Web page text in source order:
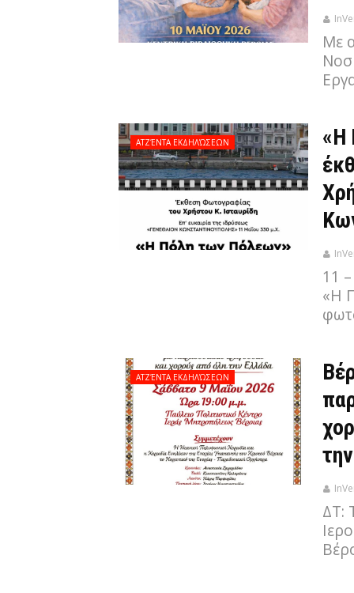
Με
ΑΤΖΈΝΤΑ ΕΚΔΗΛΏΣΕΩΝ
«Η
11
«Η
ΑΤΖΈΝΤΑ ΕΚΔΗΛΏΣΕΩΝ
ΔΤ: